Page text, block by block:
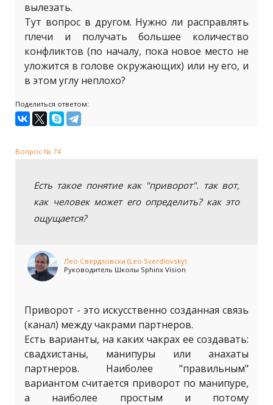
вылезать.
Тут вопрос в другом. Нужно ли расправлять
плечи и получать большее количество
конфликтов (по началу, пока новое место не
уложится в голове окружающих) или ну его, и
в этом углу неплохо?
Поделиться ответом:
Вопрос № 74
Есть такое понятие как "приворот". так вот,
как человек может его определить? как это
ощущается?
Лео Свердловски (Leo Sverdlovsky)
Руководитель Школы Sphinx Vision
Приворот - это искусственно созданная связь
(канал) между чакрами партнеров.
Есть варианты, на каких чакрах ее создавать:
свадхистаны, манипуры или анахаты
партнеров. Наиболее "правильным"
вариантом считается приворот по манипуре,
а наиболее простым и потому